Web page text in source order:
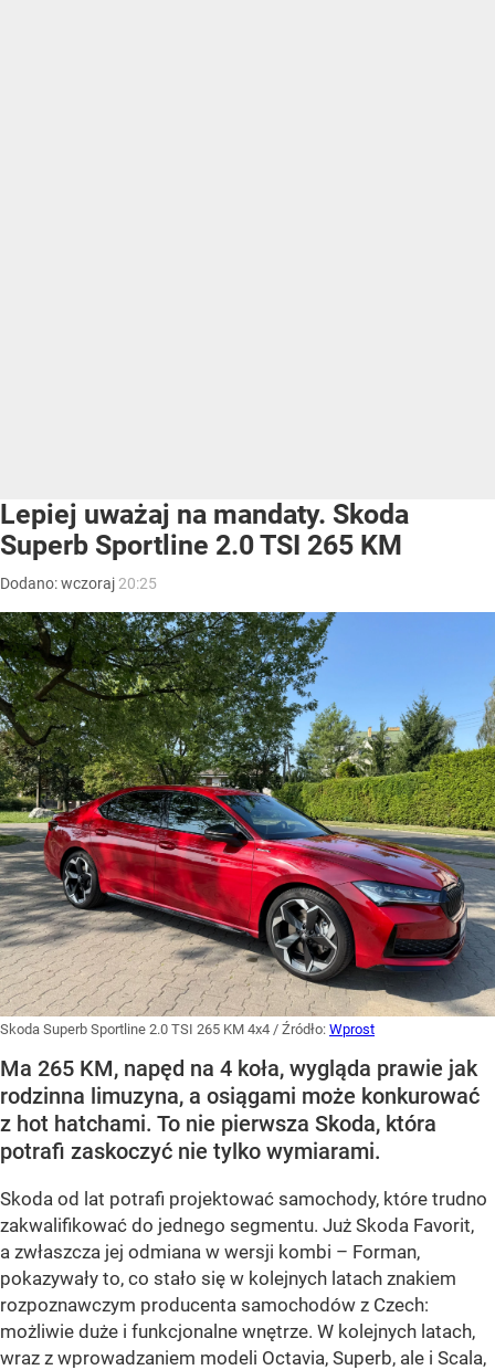
Lepiej uważaj na mandaty. Skoda
Superb Sportline 2.0 TSI 265 KM
Dodano:wczoraj 20:25
Skoda Superb Sportline 2.0 TSI 265 KM 4x4 / Źródło: Wprost
Ma 265 KM, napęd na 4 koła, wygląda prawie jak
rodzinna limuzyna, a osiągami może konkurować
z hot hatchami. To nie pierwsza Skoda, która
potrafi zaskoczyć nie tylko wymiarami.
Skoda od lat potrafi projektować samochody, które trudno
zakwalifikować do jednego segmentu. Już Skoda Favorit,
a zwłaszcza jej odmiana w wersji kombi – Forman,
pokazywały to, co stało się w kolejnych latach znakiem
rozpoznawczym producenta samochodów z Czech:
możliwie duże i funkcjonalne wnętrze. W kolejnych latach,
wraz z wprowadzaniem modeli Octavia, Superb, ale i Scala,